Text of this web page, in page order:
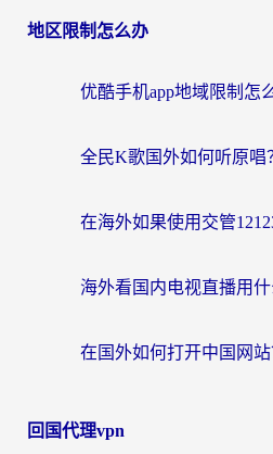
地区限制怎么办
回国代理vpn